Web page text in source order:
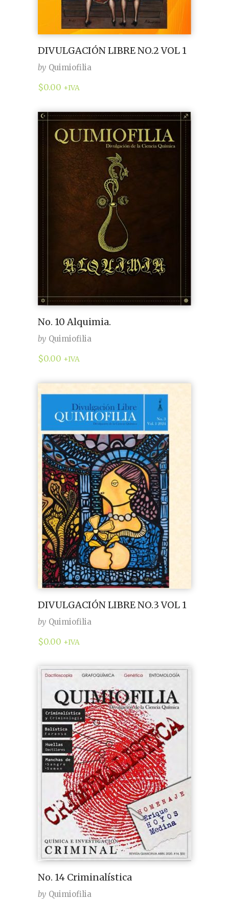
DIVULGACIÓN LIBRE NO.2 VOL 1
by Quimiofilia
$0.00 +IVA
No. 10 Alquimia.
by Quimiofilia
$0.00 +IVA
DIVULGACIÓN LIBRE NO.3 VOL 1
by Quimiofilia
$0.00 +IVA
No. 14 Criminalística
by Quimiofilia